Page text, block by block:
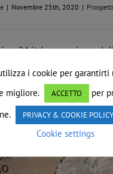
| Novembre 25th, 2020 |
In occasione
contro [...]
i cookie per garantirti
migliore.
ACCETTO
per
PRIVACY & COOKIE POLICY
Cookie settings